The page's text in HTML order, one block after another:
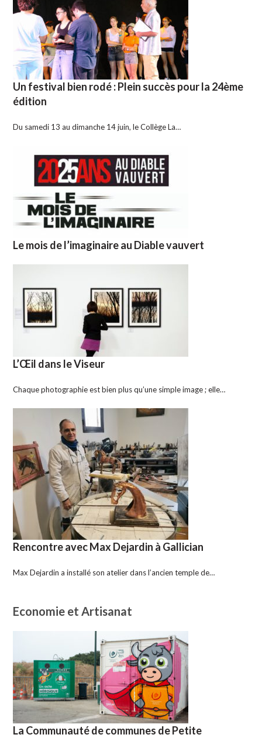
Un festival bien rodé : Plein succès pour la 24ème
édition
Du samedi 13 au dimanche 14 juin, le Collège La…
Le mois de l’imaginaire au Diable vauvert
L’Œil dans le Viseur
Chaque photographie est bien plus qu’une simple image ; elle…
Rencontre avec Max Dejardin à Gallician
Max Dejardin a installé son atelier dans l’ancien temple de…
Economie et Artisanat
La Communauté de communes de Petite